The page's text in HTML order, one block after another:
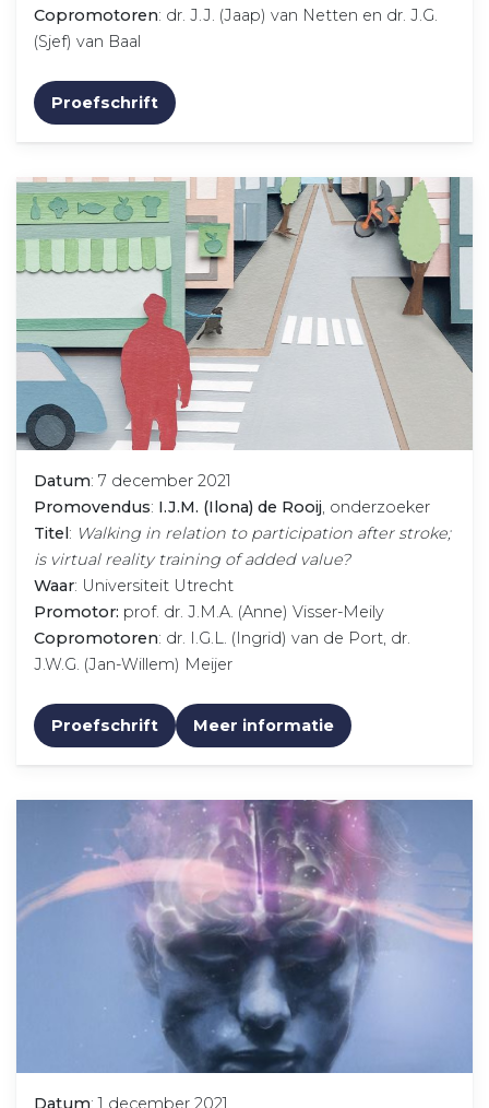
Copromotoren: dr. J.J. (Jaap) van Netten en dr. J.G.
(Sjef) van Baal
Proefschrift
Datum: 7 december 2021
Promovendus: I.J.M. (Ilona) de Rooij, onderzoeker
Titel: Walking in relation to participation after stroke;
is virtual reality training of added value?
Waar: Universiteit Utrecht
Promotor: prof. dr. J.M.A. (Anne) Visser-Meily
Copromotoren: dr. I.G.L. (Ingrid) van de Port, dr.
J.W.G. (Jan-Willem) Meijer
Proefschrift Meer informatie
Datum: 1 december 2021